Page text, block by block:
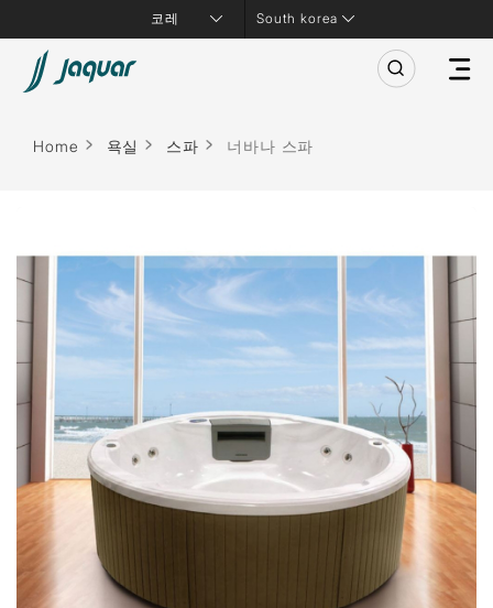
South korea
Home 욕실 스파 너바나 스파